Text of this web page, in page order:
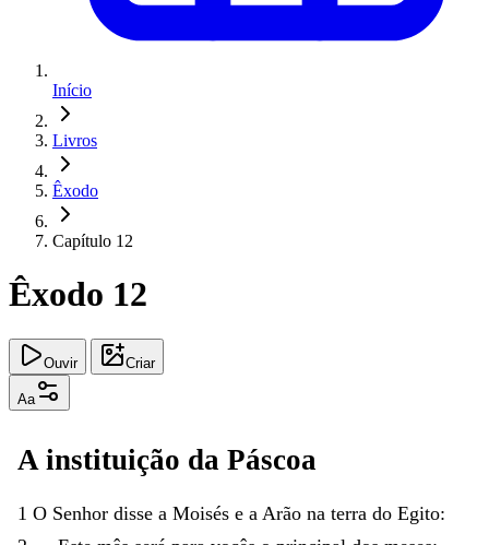
Início
Livros
Êxodo
Capítulo 12
Êxodo 12
Ouvir Criar
Aa
A instituição da Páscoa
1 O Senhor disse a Moisés e a Arão na terra do Egito: